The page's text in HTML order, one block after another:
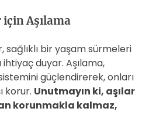
Aşılama
sağlıklı bir yaşam sürmeleri
duyar. Aşılama,
güçlendirerek, onları
korur. Unutmayın ki, aşılar
korunmakla kalmaz,